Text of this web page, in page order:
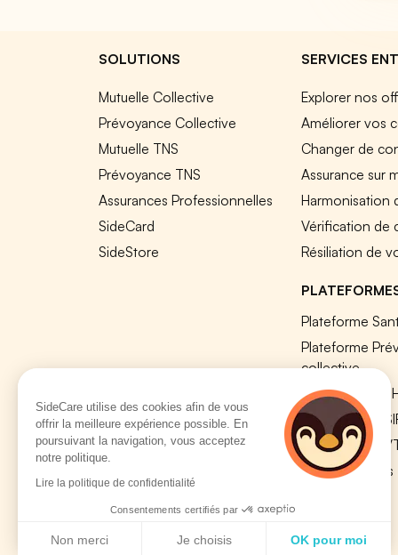
SOLUTIONS
Mutuelle Collective
Prévoyance Collective
Mutuelle TNS
Prévoyance TNS
Assurances Professionnelles
SideCard
SideStore
SERVICES
Explorer nos
Améliorer vos
Changer de
Assurance sur
Harmonisation
Vérification de
Résiliation de
Plateforme
Plateforme
collective
Plateforme
Nos modules
Plateforme
Tous nos outils
SideCare utilise des cookies afin de vous
offrir la meilleure expérience possible. En
poursuivant la navigation, vous acceptez
notre politique.
Lire la politique de confidentialité
Consentements certifiés par
Non merci Je choisis OK pour moi